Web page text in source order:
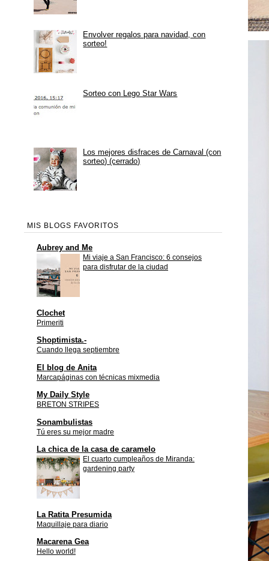
Envolver regalos para navidad, con
sorteo!
Sorteo con Lego Star Wars
Los mejores disfraces de Carnaval (con
sorteo) (cerrado)
MIS BLOGS FAVORITOS
Aubrey and Me
Mi viaje a San Francisco: 6 consejos
para disfrutar de la ciudad
Clochet
Primeriti
Shoptimista.-
Cuando llega septiembre
El blog de Anita
Marcapáginas con técnicas mixmedia
My Daily Style
BRETON STRIPES
Sonambulistas
Tú eres su mejor madre
La chica de la casa de caramelo
El cuarto cumpleaños de Miranda:
gardening party
La Ratita Presumida
Maquillaje para diario
Macarena Gea
Hello world!